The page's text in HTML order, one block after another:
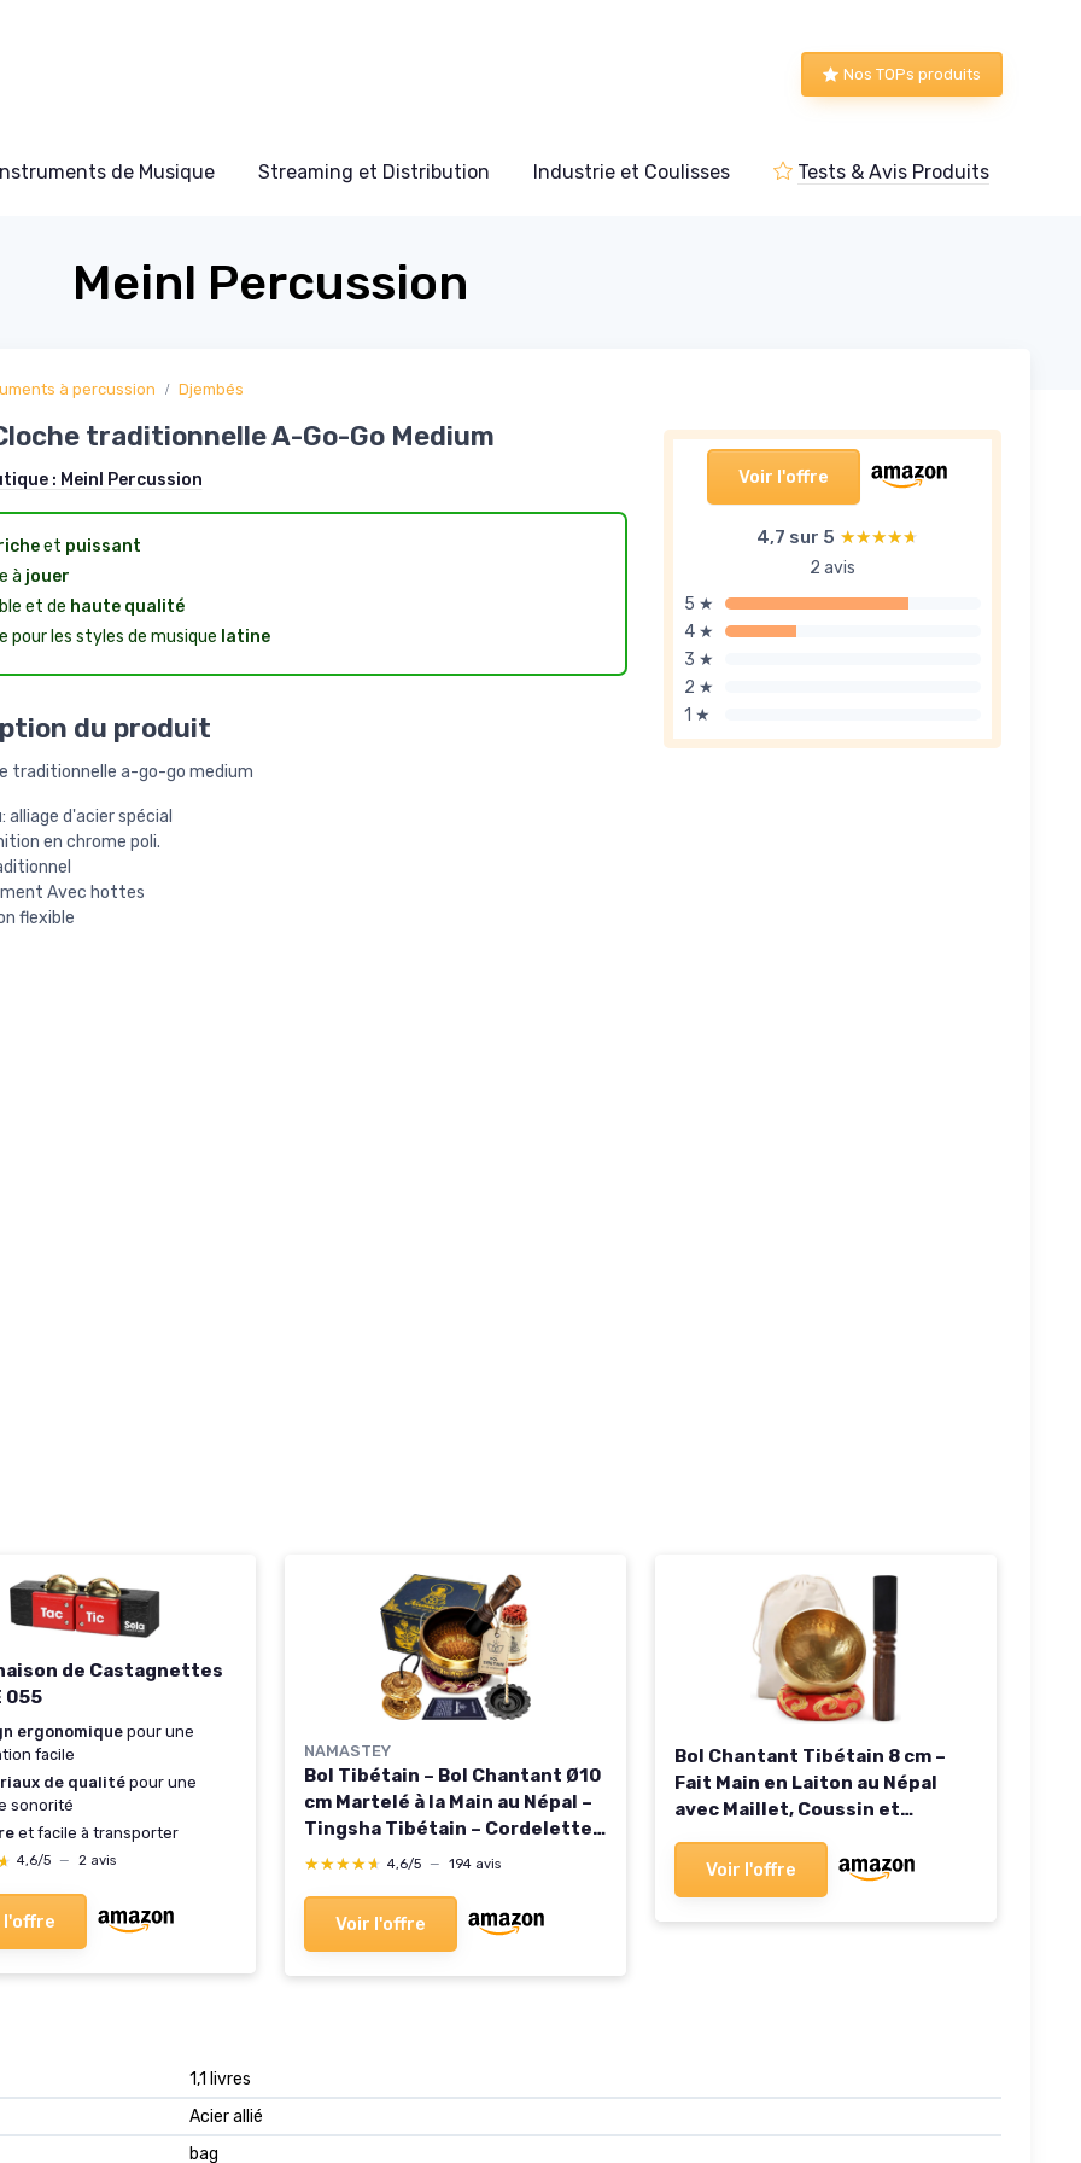
Nos TOPs produits
de Musique Streaming et Distribution Industrie et Coulisses Tests & Avis Produits
Meinl Percussion
à percussion Djembés
Voir l'offre
4,7 sur 5 ★★★★★
★★★★★
2 avis
5 ★
4 ★
3 ★
2 ★
1 ★
traditionnelle A-Go-Go Medium
: Meinl Percussion
et puissant
à jouer
et de haute qualité
pour les styles de musique latine
du produit
traditionnelle a-go-go medium
alliage d'acier spécial
en chrome poli.
Avec hottes
flexible
de Castagnettes
055
ergonomique pour une
facile
de qualité pour une
sonorité
et facile à transporter
4,6/5 — 2 avis
l'offre
NAMASTEY
Bol Tibétain – Bol Chantant Ø10
cm Martelé à la Main au Népal –
Tingsha Tibétain – Cordelette
Encens Népalais – Brûleur –
Accessoires Méditation – Yoga
e Zen
★★★★★
★★★★★ 4,6/5 — 194 avis
Voir l'offre
Bol Chantant Tibétain 8 cm –
Fait Main en Laiton au Népal
avec Maillet, Coussin et
pour Yoga, Relaxation et
Harmonie des Chakras
Voir l'offre
‎1,1 livres
‎Acier allié
‎bag